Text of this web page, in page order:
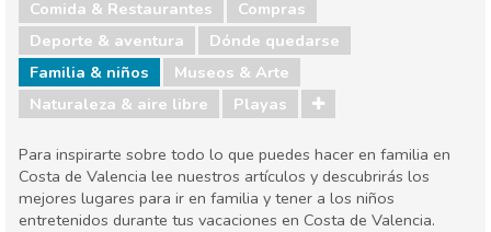
Comida & Restaurantes
Compras
Deporte & aventura
Dónde quedarse
Familia & niños
Museos & Arte
Naturaleza & aire libre
Playas
Para inspirarte sobre todo lo que puedes hacer en familia en
Costa de Valencia lee nuestros artículos y descubrirás los
mejores lugares para ir en familia y tener a los niños
entretenidos durante tus vacaciones en Costa de Valencia.